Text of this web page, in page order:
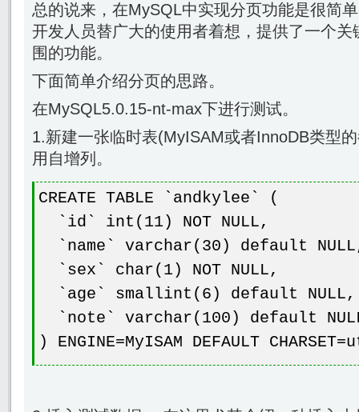
总的说来，在MySQL中实现分页功能是很简
开发人员替广大的使用者着想，提供了一个
围的功能。
下面简单介绍分页的思路。
在MySQL5.0.15-nt-max下进行测试。
1.新建一张临时表(MyISAM或者InnoDB类型
用自增列。
CREATE TABLE `andkylee` (
`id` int(11) NOT NULL,
`name` varchar(30) default
`sex` char(1) NOT NULL,
`age` smallint(6) default NULL,
`note` varchar(100) default
) ENGINE=MyISAM DEFAULT